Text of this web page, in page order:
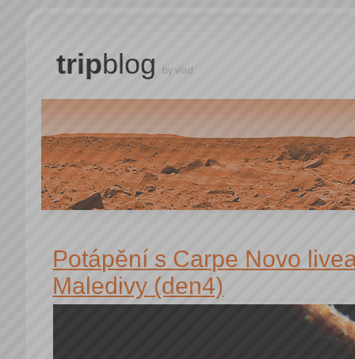
tripblog by vlad
Potápění s Carpe Novo
Maledivy (den4)